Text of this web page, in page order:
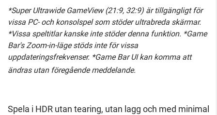
*Super Ultrawide GameView (21:9, 32:9) är tillgängligt för
vissa PC- och konsolspel som stöder ultrabreda skärmar.
*Vissa speltitlar kanske inte stöder denna funktion. *Game
Bar's Zoom-in-läge stöds inte för vissa
uppdateringsfrekvenser. *Game Bar UI kan komma att
ändras utan föregående meddelande.
Spela i HDR utan tearing, utan lagg och med minimal